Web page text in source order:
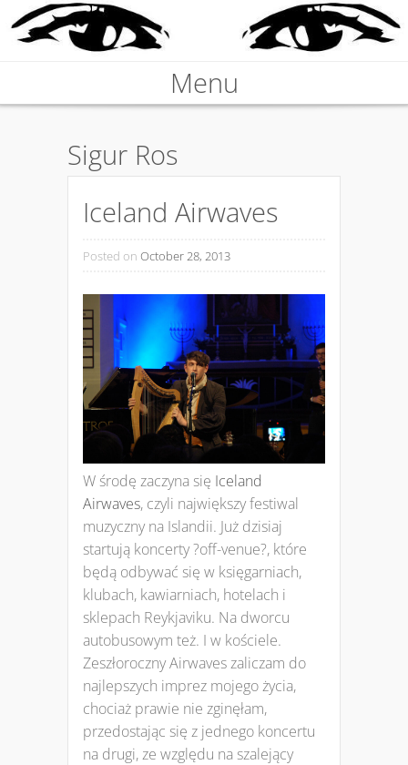
KARABOSKA
Menu
Sigur Ros
Iceland Airwaves
Posted on October 28, 2013
W środę zaczyna się Iceland
Airwaves, czyli największy festiwal
muzyczny na Islandii. Już dzisiaj
startują koncerty ?off-venue?, które
będą odbywać się w księgarniach,
klubach, kawiarniach, hotelach i
sklepach Reykjaviku. Na dworcu
autobusowym też. I w kościele.
Zeszłoroczny Airwaves zaliczam do
najlepszych imprez mojego życia,
chociaż prawie nie zginęłam,
przedostając się z jednego koncertu
na drugi, ze względu na szalejący